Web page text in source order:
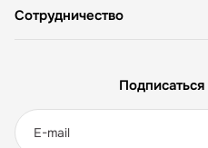
Сотрудничество
Подписаться